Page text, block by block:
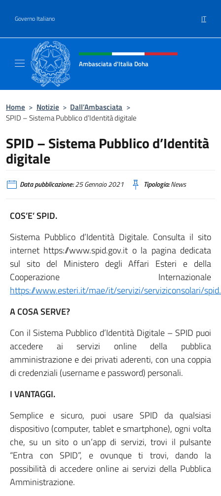
Governo Italiano IT
Intestazione sito, social e menù
Ambasciata d'Italia Doha
Home > Notizie > Dall’Ambasciata >
SPID – Sistema Pubblico d’Identità digitale
SPID – Sistema Pubblico d’Identità
digitale
Data pubblicazione:25 Gennaio 2021 Tipologia:News
COS’E’ SPID.
Sistema Pubblico d’Identità Digitale. Consulta il sito
internet https://www.spid.gov.it o la pagina dedicata
sul sito del Ministero degli Affari Esteri e della
Cooperazione Internazionale
https://www.esteri.it/mae/it/servizi/serviziconsolari/
A COSA SERVE?
Con il Sistema Pubblico d’Identità Digitale – SPID puoi
accedere ai servizi online della pubblica
amministrazione e dei privati aderenti, con una coppia
di credenziali (username e password) personali.
I VANTAGGI.
Semplice e sicuro, puoi usare SPID da qualsiasi
dispositivo (computer, tablet e smartphone), ogni volta
che, su un sito o un’app di servizi, trovi il pulsante
“Entra con SPID”, e ovunque ti trovi, dando la
possibilità di accedere online ai servizi della Pubblica
Amministrazione.